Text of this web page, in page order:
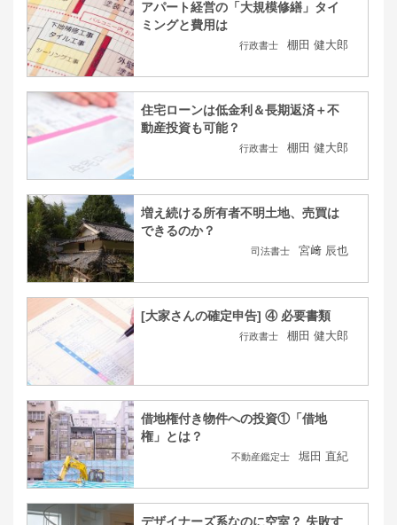
アパート経営の「大規模修繕」タイ
ミングと費用は
行政書士 棚田 健大郎
住宅ローンは低金利＆長期返済＋不
動産投資も可能？
行政書士 棚田 健大郎
増え続ける所有者不明土地、売買は
できるのか？
司法書士 宮﨑 辰也
[大家さんの確定申告] ④ 必要書類
行政書士 棚田 健大郎
借地権付き物件への投資①「借地
権」とは？
不動産鑑定士 堀田 直紀
デザイナーズ系なのに空室？ 失敗す